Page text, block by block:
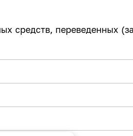
средств, переведенных